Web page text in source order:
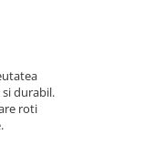
durabil.
roti